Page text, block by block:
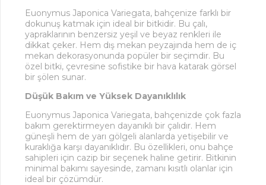
Euonymus Japonica Variegata, bahçenize farklı bir
dokunuş katmak için ideal bir bitkidir. Bu çalı,
yapraklarının benzersiz yeşil ve beyaz renkleri ile
dikkat çeker. Hem dış mekan peyzajında hem de iç
mekan dekorasyonunda popüler bir seçimdir. Bu
özel bitki, çevresine sofistike bir hava katarak görsel
bir şölen sunar.
Düşük Bakım ve Yüksek Dayanıklılık
Euonymus Japonica Variegata, bahçenizde çok fazla
bakım gerektirmeyen dayanıklı bir çalıdır. Hem
güneşli hem de yarı gölgeli alanlarda yetişebilir ve
kuraklığa karşı dayanıklıdır. Bu özellikleri, onu bahçe
sahipleri için cazip bir seçenek haline getirir. Bitkinin
minimal bakımı sayesinde, zamanı kısıtlı olanlar için
ideal bir çözümdür.